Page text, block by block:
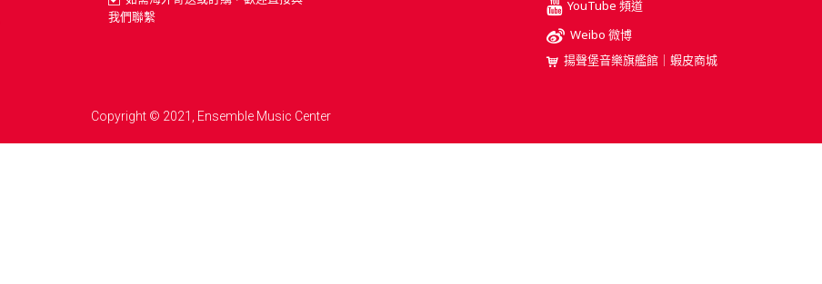
我們聯繫
YouTube 頻道
Weibo 微博
揚聲堡音樂旗艦館｜蝦皮商城
Copyright © 2021, Ensemble Music Center